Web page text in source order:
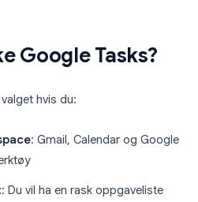
Google Tasks?
hvis du:
: Gmail, Calendar og Google
: Du vil ha en rask oppgaveliste